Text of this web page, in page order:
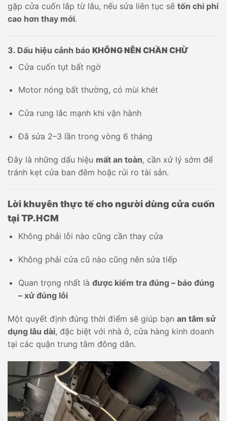
gặp cửa cuốn lắp từ lâu, nếu sửa liên tục sẽ tốn chi phí
cao hơn thay mới.
3. Dấu hiệu cảnh báo KHÔNG NÊN CHẦN CHỪ
Cửa cuốn tụt bất ngờ
Motor nóng bất thường, có mùi khét
Cửa rung lắc mạnh khi vận hành
Đã sửa 2–3 lần trong vòng 6 tháng
Đây là những dấu hiệu mất an toàn, cần xử lý sớm để
tránh kẹt cửa ban đêm hoặc rủi ro tài sản.
Lời khuyên thực tế cho người dùng cửa cuốn
tại TP.HCM
Không phải lỗi nào cũng cần thay cửa
Không phải cửa cũ nào cũng nên sửa tiếp
Quan trọng nhất là được kiểm tra đúng – báo đúng
– xử đúng lỗi
Một quyết định đúng thời điểm sẽ giúp bạn an tâm sử
dụng lâu dài, đặc biệt với nhà ở, cửa hàng kinh doanh
tại các quận trung tâm đông dân.